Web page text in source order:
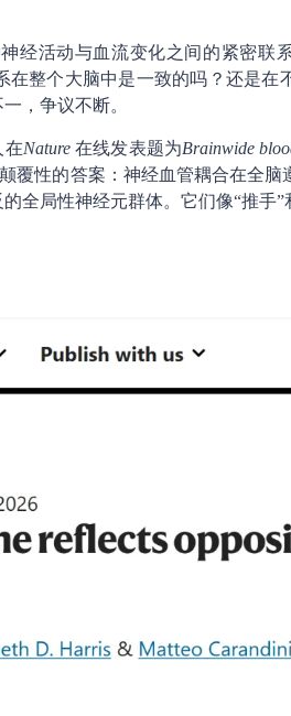
经活动与血流变化之间的紧密联
整个大脑中是一致的吗？还是在
，争议不断。
在Nature在线发表题为Brainwide
覆性的答案：神经血管耦合在全脑
全局性神经元群体。它们像“推手”